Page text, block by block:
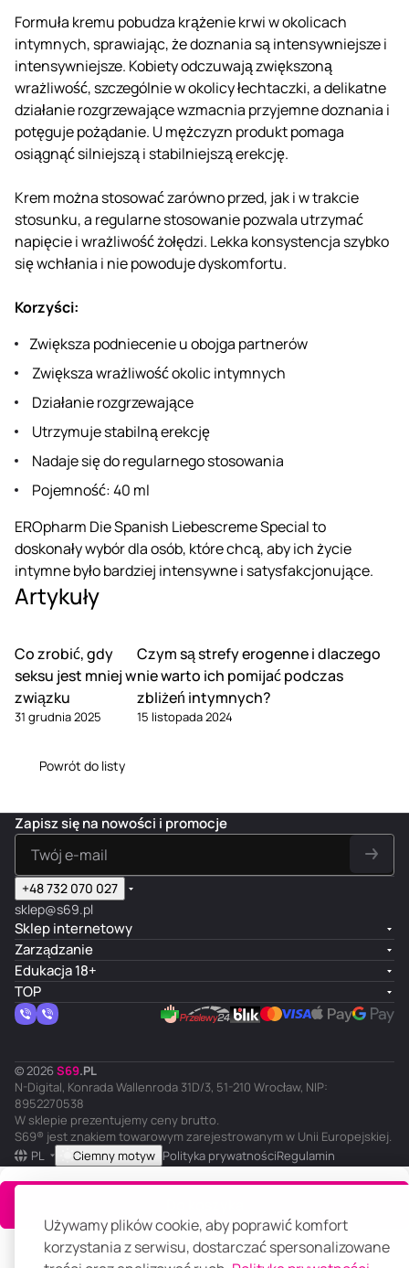
Używamy plików cookie, aby poprawić komfort
korzystania z serwisu, dostarczać spersonalizowane
Formuła kremu pobudza krążenie krwi w okolicach
intymnych, sprawiając, że doznania są intensywniejsze i
intensywniejsze. Kobiety odczuwają zwiększoną
wrażliwość, szczególnie w okolicy łechtaczki, a delikatne
działanie rozgrzewające wzmacnia przyjemne doznania i
potęguje pożądanie. U mężczyzn produkt pomaga
osiągnąć silniejszą i stabilniejszą erekcję.
Krem można stosować zarówno przed, jak i w trakcie
stosunku, a regularne stosowanie pozwala utrzymać
napięcie i wrażliwość żołędzi. Lekka konsystencja szybko
się wchłania i nie powoduje dyskomfortu.
Korzyści:
Zwiększa podniecenie u obojga partnerów
Zwiększa wrażliwość okolic intymnych
Działanie rozgrzewające
Utrzymuje stabilną erekcję
Nadaje się do regularnego stosowania
Pojemność: 40 ml
EROpharm Die Spanish Liebescreme Special to
doskonały wybór dla osób, które chcą, aby ich życie
intymne było bardziej intensywne i satysfakcjonujące.
Artykuły
Co zrobić, gdy
seksu jest mniej w
związku
31 grudnia 2025
Czym są strefy erogenne i dlaczego
nie warto ich pomijać podczas
zbliżeń intymnych?
15 listopada 2024
Powrót do listy
Zapisz się na nowości i promocje
+48 732 070 027
sklep@s69.pl
Sklep internetowy
Zarządzanie
Edukacja 18+
TOP
© 2026 S69.PL
N-Digital, Konrada Wallenroda 31D/3, 51-210 Wrocław, NIP:
8952270538
W sklepie prezentujemy ceny brutto.
S69® jest znakiem towarowym zarejestrowanym w Unii Europejskiej.
PL
Ciemny motyw Polityka prywatnościRegulamin